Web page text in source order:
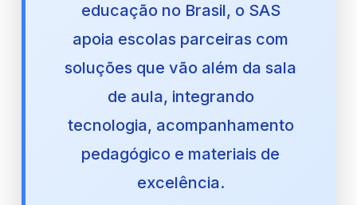
educação no Brasil, o SAS
apoia escolas parceiras com
soluções que vão além da sala
de aula, integrando
tecnologia, acompanhamento
pedagógico e materiais de
excelência.